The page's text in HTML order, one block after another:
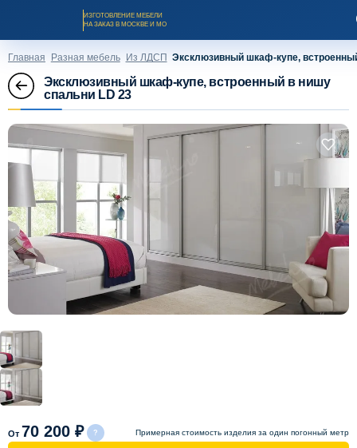
ИЗГОТОВЛЕНИЕ МЕБЕЛИ
НА ЗАКАЗ В МОСКВЕ И МО
Заказать звонок
Каталог мебели на заказ
О компании
Оплата и доставка
Рассрочка и кредит
Акции и скидки
Главная Разная мебель Из ЛДСП Эксклюзивный шкаф-купе,
Эксклюзивный шкаф-купе, встроенный в нишу
спальни LD 23
От 70 200 ₽ Примерная стоимость изделия за один погонный метр